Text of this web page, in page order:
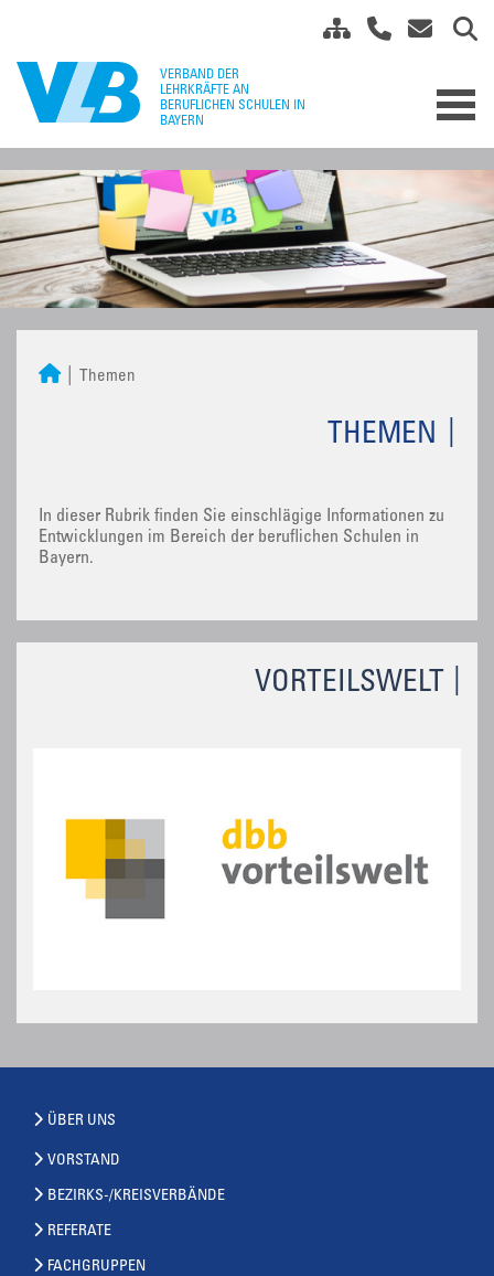
VORTEILSWELT
Themen
THEMEN
In dieser Rubrik finden Sie einschlägige Informationen zu
Entwicklungen im Bereich der beruflichen Schulen in
Bayern.
ÜBER UNS
VORSTAND
BEZIRKS-/KREISVERBÄNDE
REFERATE
FACHGRUPPEN